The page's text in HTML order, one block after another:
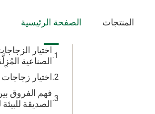
الصفحة الرئيسية المنتجات جدول المحتويات
اختيار
الصناعية
اختيار
فهم الفروق
الصديقة للبيئة